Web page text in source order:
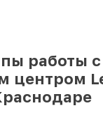
работы
центром